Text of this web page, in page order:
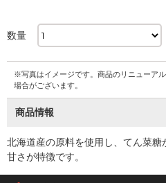
数量
※写真はイメージです。商品のリニューア
場合がございます。
商品情報
北海道産の原料を使用し、てん菜糖
甘さが特徴です。